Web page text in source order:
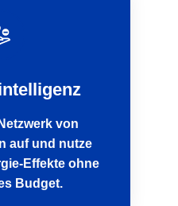
von
auf und nutze
Effekte ohne
Budget.